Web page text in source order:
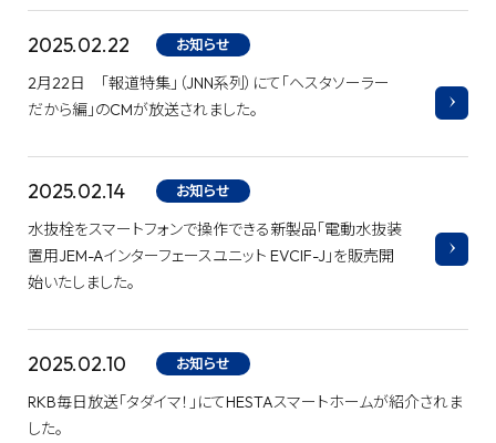
2025.02.22 お知らせ
2月22日 「報道特集」（JNN系列）にて「ヘスタソーラー
だから編」のCMが放送されました。
2025.02.14 お知らせ
水抜栓をスマートフォンで操作できる新製品「電動水抜装
置用JEM-Aインターフェースユニット EVCIF-J」を販売開
始いたしました。
2025.02.10 お知らせ
RKB毎日放送「タダイマ！」にてHESTAスマートホームが紹介されま
した。